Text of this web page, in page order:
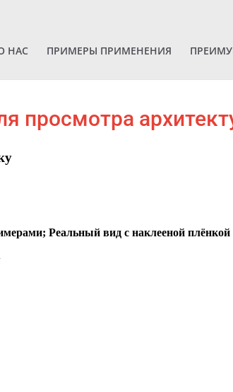
НАС ПРИМЕРЫ ПРИМЕНЕНИЯ
просмотра